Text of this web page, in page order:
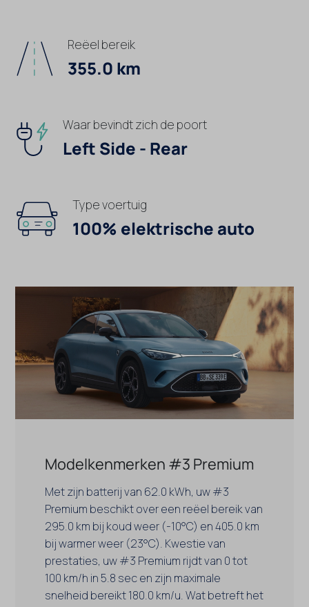
Reëel bereik
355.0 km
Waar bevindt zich de poort
Left Side - Rear
Type voertuig
100% elektrische auto
Modelkenmerken #3 Premium
Met zijn batterij van 62.0 kWh, uw #3
Premium beschikt over een reëel bereik van
295.0 km bij koud weer (-10°C) en 405.0 km
bij warmer weer (23°C). Kwestie van
prestaties, uw #3 Premium rijdt van 0 tot
100 km/h in 5.8 sec en zijn maximale
snelheid bereikt 180.0 km/u. Wat betreft het